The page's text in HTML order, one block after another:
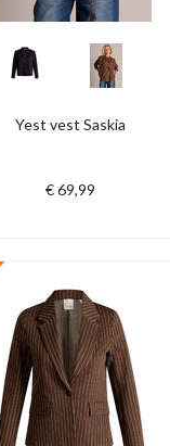
Yest vest Saskia
€ 69,99